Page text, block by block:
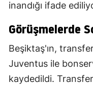
inandığı ifade
Görüşmelerde
Beşiktaş'ın,
Juventus ile
kaydedildi.